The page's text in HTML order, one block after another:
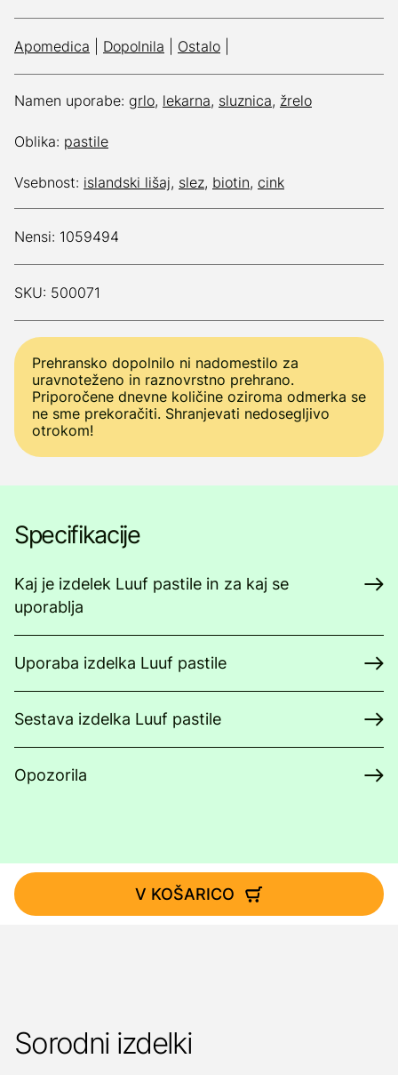
Apomedica Dopolnila Ostalo
Namen uporabe: grlo, lekarna, sluznica, žrelo
Oblika: pastile
Vsebnost: islandski lišaj, slez, biotin, cink
Nensi: 1059494
SKU: 500071
Prehransko dopolnilo ni nadomestilo za
uravnoteženo in raznovrstno prehrano.
Priporočene dnevne količine oziroma odmerka se
ne sme prekoračiti. Shranjevati nedosegljivo
otrokom!
Specifikacije
Kaj je izdelek Luuf pastile in za kaj se
uporablja
Uporaba izdelka Luuf pastile
Sestava izdelka Luuf pastile
Opozorila
V KOŠARICO
Sorodni izdelki